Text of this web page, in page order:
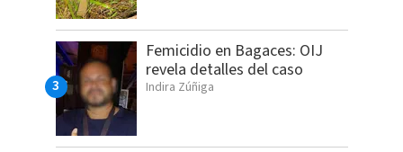
Femicidio en Bagaces: OIJ
revela detalles del caso
Indira Zúñiga